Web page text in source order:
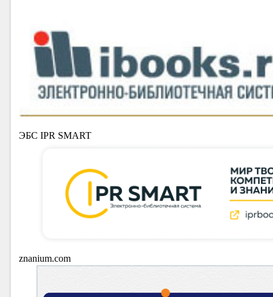
ЭБС IPR SMART
znanium.com